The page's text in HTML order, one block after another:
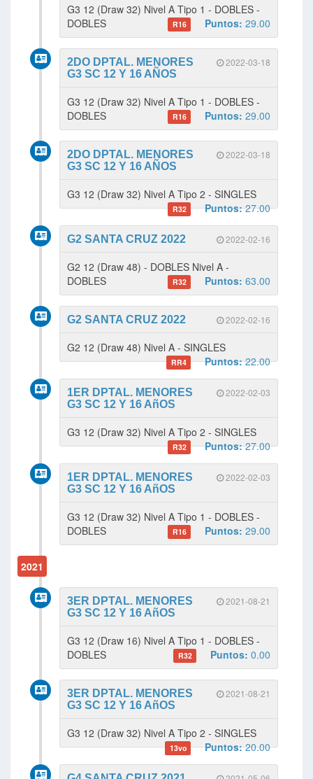
G3 12 (Draw 32) Nivel A Tipo 1 - DOBLES -
DOBLES
R16 Puntos: 29.00
2022-03-18
2DO DPTAL. MENORES
G3 SC 12 Y 16 AÑOS
G3 12 (Draw 32) Nivel A Tipo 1 - DOBLES -
DOBLES
R16 Puntos: 29.00
2022-03-18
2DO DPTAL. MENORES
G3 SC 12 Y 16 AÑOS
G3 12 (Draw 32) Nivel A Tipo 2 - SINGLES
R32 Puntos:27.00
2022-02-16
G2 SANTA CRUZ 2022
G2 12 (Draw 48) - DOBLES Nivel A -
DOBLES
R32 Puntos: 63.00
2022-02-16
G2 SANTA CRUZ 2022
G2 12 (Draw 48) Nivel A - SINGLES
RR4 Puntos:22.00
2022-02-03
1ER DPTAL. MENORES
G3 SC 12 Y 16 AñOS
G3 12 (Draw 32) Nivel A Tipo 2 - SINGLES
R32 Puntos:27.00
2022-02-03
1ER DPTAL. MENORES
G3 SC 12 Y 16 AñOS
G3 12 (Draw 32) Nivel A Tipo 1 - DOBLES -
DOBLES
R16 Puntos: 29.00
2021
2021-08-21
3ER DPTAL. MENORES
G3 SC 12 Y 16 AñOS
G3 12 (Draw 16) Nivel A Tipo 1 - DOBLES -
DOBLES
R32 Puntos: 0.00
2021-08-21
3ER DPTAL. MENORES
G3 SC 12 Y 16 AñOS
G3 12 (Draw 32) Nivel A Tipo 2 - SINGLES
13vo Puntos:20.00